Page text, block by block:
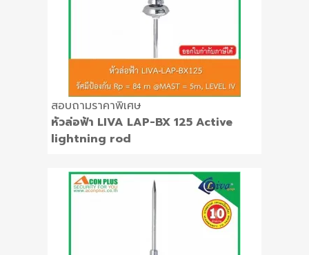
สอบถามราคาพิเศษ
หัวล่อฟ้า LIVA LAP-BX 125 Active
lightning rod